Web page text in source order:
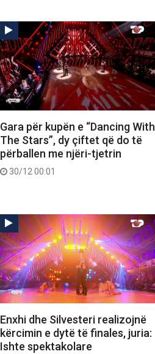
Gara për kupën e “Dancing With
The Stars”, dy çiftet që do të
përballen me njëri-tjetrin
30/12 00:01
Enxhi dhe Silvesteri realizojnë
kërcimin e dytë të finales, juria:
Ishte spektakolare